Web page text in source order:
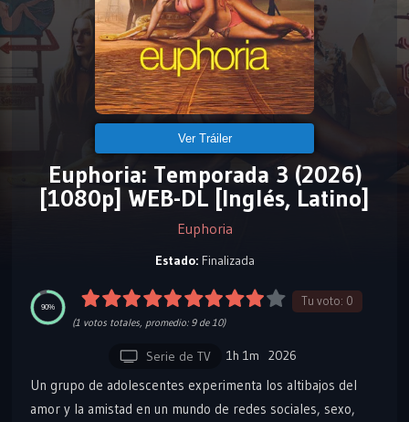
Ver Tráiler
Euphoria: Temporada 3 (2026)
[1080p] WEB-DL [Inglés, Latino]
Euphoria
Estado: Finalizada
90% Tu voto: 0
(1 votos totales, promedio: 9de 10)
Serie de TV 1h 1m 2026
Un grupo de adolescentes experimenta los altibajos del
amor y la amistad en un mundo de redes sociales, sexo,